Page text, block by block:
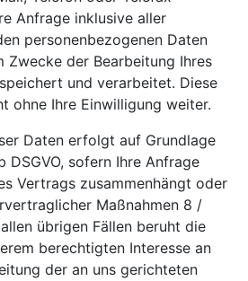
Anfrage inklusive aller
personenbezogenen Daten
Zwecke der Bearbeitung Ihres
und verarbeitet. Diese
ohne Ihre Einwilligung weiter.
Daten erfolgt auf Grundlage
DSGVO, sofern Ihre Anfrage
Vertrags zusammenhängt oder
Maßnahmen 8 /
übrigen Fällen beruht die
berechtigten Interesse an
der an uns gerichteten